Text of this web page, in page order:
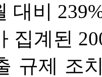
대비
집계된
규제 조